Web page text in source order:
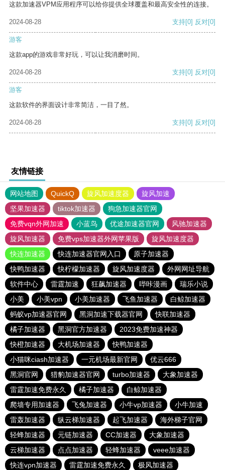
这款加速器VPM应用程序可以给你提供全球覆盖和最高安全性的连接。
2024-08-28 支持[0] 反对[0]
游客
这款app的游戏非常好玩，可以让我消磨时间。
2024-08-28 支持[0] 反对[0]
游客
这款软件的界面设计非常简洁，一目了然。
2024-08-28 支持[0] 反对[0]
友情链接
网站地图 QuickQ 旋风加速度器
旋风加速
坚果加速器
tiktok加速器
狗急加速器官网
免费vqn外网加速
小蓝鸟 优途加速器官网
风驰加速器
旋风加速器
免费vps加速器外网苹果版
旋风加速度器
快连加速器
快连加速器官网入口
原子加速器
快鸭加速器
快柠檬加速器 旋风加速度器
外网网址导航
软件中心
雷霆加速 狂飙加速器 哔咔漫画
瑞乐小说
小美
小美vpn 小美加速器 飞鱼加速器
白鲸加速器
蚂蚁vp加速器官网
黑洞加速下载器官网
快联加速器
橘子加速器
黑洞官方加速器
2023免费加速神器
快橙加速器
大机场加速器
快鸭加速器
小猫咪ciash加速器
一元机场最新官网
优云666
黑洞官网
猎豹加速器官网 turbo加速器
大象加速器
雷霆加速免费永久
橘子加速器
白鲸加速器
爬墙专用加速器
飞兔加速器 小牛vp加速器
小牛加速
雷轰加速器
纵云梯加速器 起飞加速器
海外梯子官网
轻蜂加速器
元链加速器 CC加速器
大象加速器
云梯加速器
点点加速器 轻蜂加速器
veee加速器
快连vρn加速器
雷霆加速免费永久 极风加速器